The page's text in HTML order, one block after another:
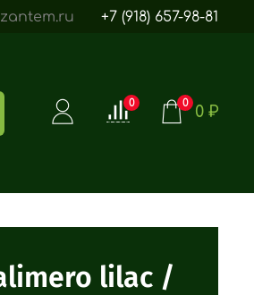
+7 (918) 657-98-81
0 0 0 ₽
lilac /